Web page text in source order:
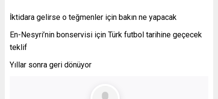
İktidara gelirse o teğmenler için bakın ne yapacak
En-Nesyri’nin bonservisi için Türk futbol tarihine geçecek
teklif
Yıllar sonra geri dönüyor